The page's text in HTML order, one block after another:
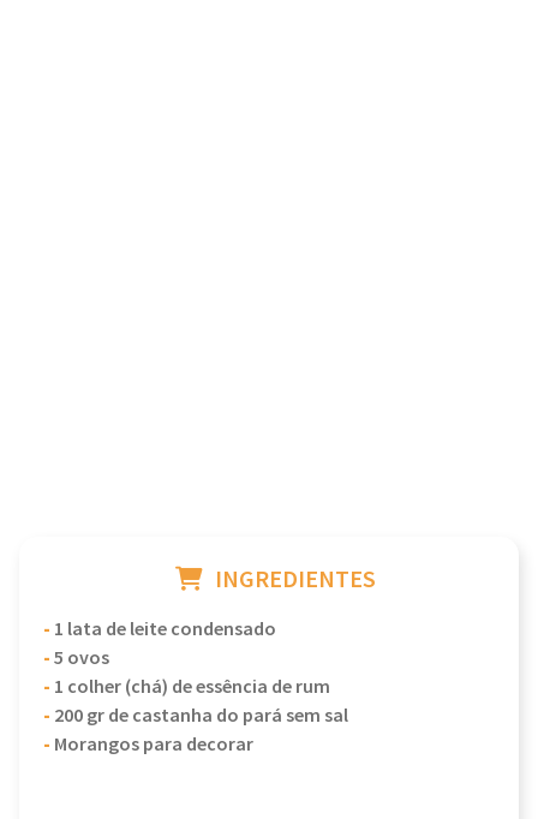
INGREDIENTES
- 1 lata de leite condensado
-5 ovos
- 1 colher (chá) de essência de rum
- 200 gr de castanha do pará sem sal
- Morangos para decorar